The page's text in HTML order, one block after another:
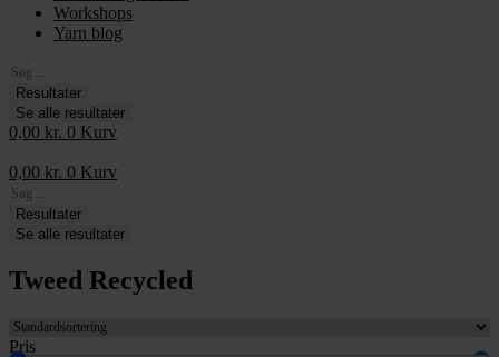
Workshops
Yarn blog
Search
...Resultater
Se alle resultater
0,00 kr. 0 Kurv
0,00 kr. 0 Kurv
Search
...Resultater
Se alle resultater
Tweed Recycled
Pris